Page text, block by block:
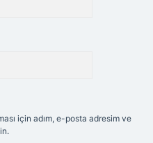
için adım, e-posta adresim ve